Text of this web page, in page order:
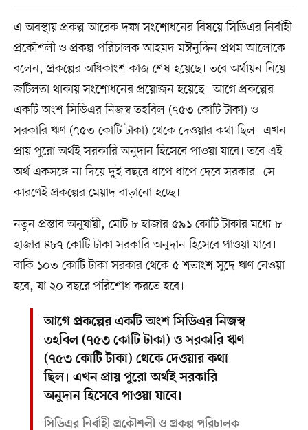
এ অবস্থায় প্রকল্প আরেক দফা সংশোধনের বিষয়ে সিডিএর নির্বাহী
প্রকৌশলী ও প্রকল্প পরিচালক আহমদ মঈনুদ্দিন প্রথম আলোকে
বলেন, প্রকল্পের অধিকাংশ কাজ শেষ হয়েছে। তবে অর্থায়ন নিয়ে
জটিলতা থাকায় সংশোধনের প্রয়োজন হয়েছে। আগে প্রকল্পের
একটি অংশ সিডিএর নিজস্ব তহবিল (৭৫৩ কোটি টাকা) ও
সরকারি ঋণ (৭৫৩ কোটি টাকা) থেকে দেওয়ার কথা ছিল। এখন
প্রায় পুরো অর্থই সরকারি অনুদান হিসেবে পাওয়া যাবে। তবে এই
অর্থ একসঙ্গে না দিয়ে দুই বছরে ধাপে ধাপে দেবে সরকার। সে
কারণেই প্রকল্পের মেয়াদ বাড়ানো হচ্ছে।
নতুন প্রস্তাব অনুযায়ী, মোট ৮ হাজার ৫৯১ কোটি টাকার মধ্যে ৮
হাজার ৪৮৭ কোটি টাকা সরকারি অনুদান হিসেবে পাওয়া যাবে।
বাকি ১০৩ কোটি টাকা সরকার থেকে ৫ শতাংশ সুদে ঋণ নেওয়া
হবে, যা ২০ বছরে পরিশোধ করতে হবে।
আগে প্রকল্পের একটি অংশ সিডিএর নিজস্ব
তহবিল (৭৫৩ কোটি টাকা) ও সরকারি ঋণ
(৭৫৩ কোটি টাকা) থেকে দেওয়ার কথা
ছিল। এখন প্রায় পুরো অর্থই সরকারি
অনুদান হিসেবে পাওয়া যাবে।
সিডিএর নির্বাহী প্রকৌশলী ও প্রকল্প পরিচালক